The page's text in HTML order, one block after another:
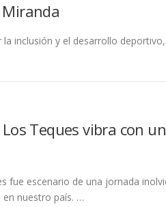
Miranda
inclusión y el desarrollo
Teques vibra con
fue escenario de una jornada
en nuestro país. …